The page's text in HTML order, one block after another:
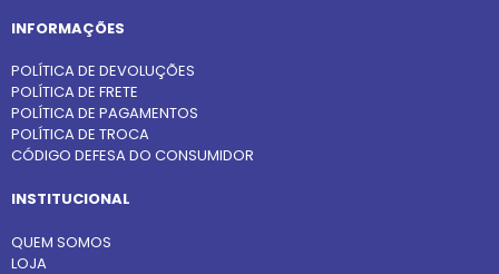
INFORMAÇÕES
POLÍTICA DE DEVOLUÇÕES
POLÍTICA DE FRETE
POLÍTICA DE PAGAMENTOS
POLÍTICA DE TROCA
CÓDIGO DEFESA DO CONSUMIDOR
INSTITUCIONAL
QUEM SOMOS
LOJA